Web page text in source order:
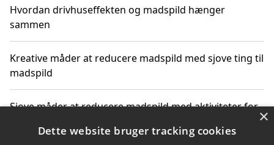
Hvordan drivhuseffekten og madspild hænger
sammen
Kreative måder at reducere madspild med sjove ting til
madspild
Sjove måder at reducere madspild med aktiviteter for×
Dette website bruger tracking cookies